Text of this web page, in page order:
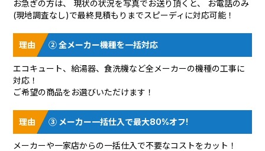
お急ぎの方は、 現状の状況を写真でお送り頂く と、 お電話のみ
(現地調査なし)で最終見積もりまでスピーディに対応可能！
② 全メーカー機種を一括対応
エコキュート、給湯器、食洗機など全メーカーの機種の工事に
対応！
ご希望の商品をお選びいただけます！
③ メーカー一括仕入で最大80%オフ!
メーカーや一家店からの一括仕入で不要なコストをカット！